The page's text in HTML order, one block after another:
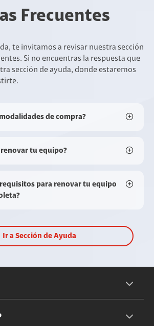
Frecuentes
te invitamos a revisar nuestra sección
Si no encuentras la respuesta que
sección de ayuda, donde estaremos
de compra?
tu equipo?
requisitos para renovar tu equipo
Ir a Sección de Ayuda